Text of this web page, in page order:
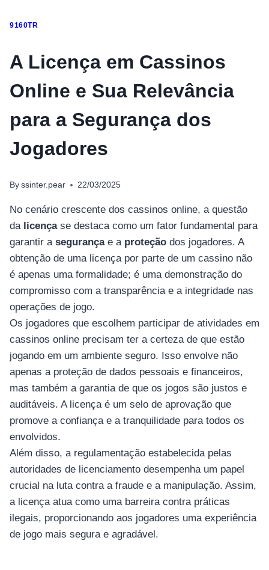
โทรศัพท์มือถือ
อุปกรณ์เสริมโทรศัพท์
สินค้าตามแบรนด์
9160TR
A Licença em Cassinos
Online e Sua Relevância
para a Segurança dos
Jogadores
By ssinter.pear 22/03/2025
No cenário crescente dos cassinos online, a questão
da licençase destaca como um fator fundamental para
garantir a segurançae a proteção dos jogadores. A
obtenção de uma licença por parte de um cassino não
é apenas uma formalidade; é uma demonstração do
compromisso com a transparência e a integridade nas
operações de jogo.
Os jogadores que escolhem participar de atividades em
cassinos online precisam ter a certeza de que estão
jogando em um ambiente seguro. Isso envolve não
apenas a proteção de dados pessoais e financeiros,
mas também a garantia de que os jogos são justos e
auditáveis. A licença é um selo de aprovação que
promove a confiança e a tranquilidade para todos os
envolvidos.
Além disso, a regulamentação estabelecida pelas
autoridades de licenciamento desempenha um papel
crucial na luta contra a fraude e a manipulação. Assim,
a licença atua como uma barreira contra práticas
ilegais, proporcionando aos jogadores uma experiência
de jogo mais segura e agradável.